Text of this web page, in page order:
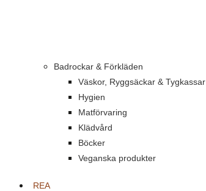
Badrockar & Förkläden
Väskor, Ryggsäckar & Tygkassar
Hygien
Matförvaring
Klädvård
Böcker
Veganska produkter
REA